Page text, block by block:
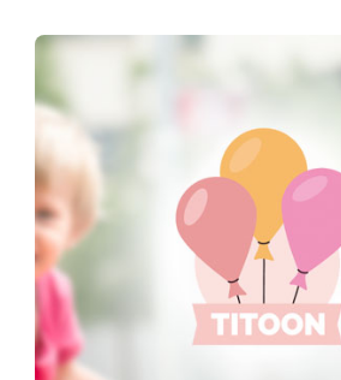
publications